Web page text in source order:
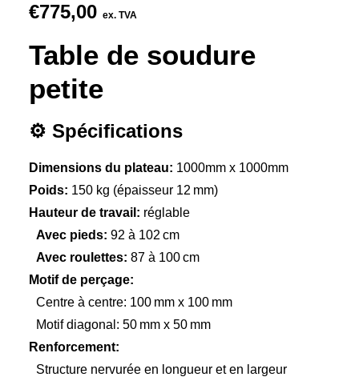
€775,00 ex. TVA
Table de soudure
petite
⚙️ Spécifications
Dimensions du plateau: 1000mm x 1000mm
Poids: 150 kg (épaisseur 12 mm)
Hauteur de travail: réglable
Avec pieds: 92 à 102 cm
Avec roulettes: 87 à 100 cm
Motif de perçage:
Centre à centre: 100 mm x 100 mm
Motif diagonal: 50 mm x 50 mm
Renforcement:
Structure nervurée en longueur et en largeur